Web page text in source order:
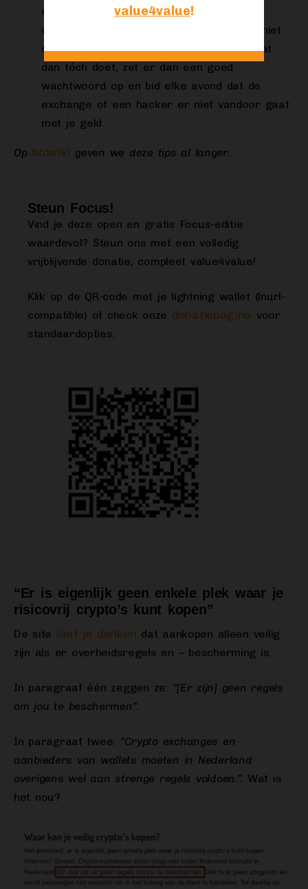
op exchanges hielden (zonder goed
wachtwoord) en ze verloren! Bewaar ze niet
op exchanges, zou ik zeggen. En als je dat
dan tóch doet, zet er dan een goed
wachtwoord op en bid elke avond dat de
exchange of een hacker er niet vandoor gaat
met je geld.
Op btcwiki geven we deze tips al langer.
Steun Focus!
Vind je deze open en gratis Focus-editie
waardevol? Steun ons met een volledig
vrijblijvende donatie, compleet value4value!
Klik op de QR-code met je lightning wallet (lnurl-
compatible) of check onze donatiepagina voor
standaardopties.
“Er is eigenlijk geen enkele plek waar je
risicovrij crypto’s kunt kopen”
De site laat je denken dat aankopen alleen veilig
zijn als er overheidsregels en – bescherming is.
In paragraaf één zeggen ze: “[Er zijn] geen regels
om jou te beschermen”.
In paragraaf twee: “Crypto exchanges en
aanbieders van wallets moeten in Nederland
overigens wel aan strenge regels voldoen.”. Wat is
het nou?
value4value!